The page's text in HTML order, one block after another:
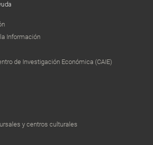
Información
de Investigación Económica (CAIE)
y centros culturales